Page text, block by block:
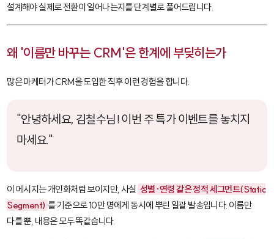
설계해야 실제로 전환이 일어나는지를 단계별로 풀어드립니다.
왜 '이름만 바꾸는 CRM'은 한계에 부딪히는가
많은 마케터가 CRM을 도입한 직후 이런 경험을 합니다.
"안녕하세요, 김철수님! 이번 주 특가 이벤트를 놓치지
마세요."
이 메시지는 개인화처럼 보이지만, 사실 성별·연령 같은 정적 세그먼트(Static
Segment) 를 기준으로 10만 명에게 동시에 뿌린 일괄 발송입니다. 이름만
다를 뿐, 내용은 모두 똑같습니다.